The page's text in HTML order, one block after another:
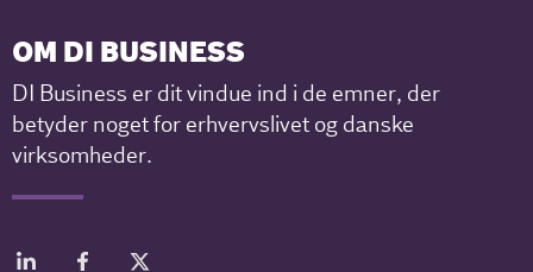
OM DI BUSINESS
DI Business er dit vindue ind i de emner, der
betyder noget for erhvervslivet og danske
virksomheder.